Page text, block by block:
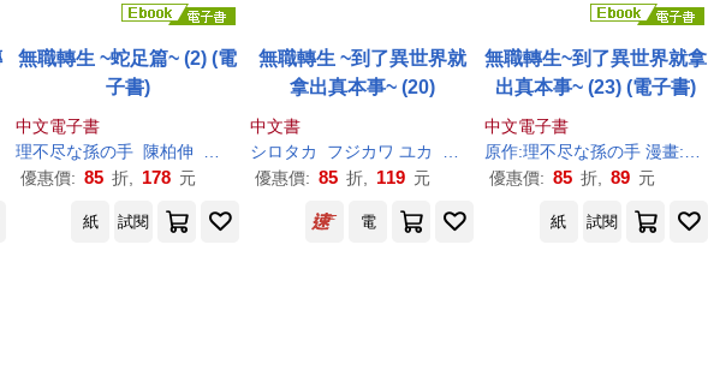
無職轉生 ~蛇足篇~ (2) (電
子書)
中文電子書
理不尽な孫の手 陳柏伸
シロタカ
優惠價: 85 折, 178 元
無職轉生 ~到了異世界就
拿出真本事~ (20)
中文書
シロタカ
フジカワ ユカ 不尽な孫の手 小天野
優惠價: 85 折, 119 元
無職轉生~到了異世界就拿
出真本事~ (23) (電子書)
中文電子書
原作:理不尽な孫の手漫畫:フジカワ ユカ 角色原案:シロタカ
優惠價: 85 折, 89 元
紙 試閱 電 紙 試閱